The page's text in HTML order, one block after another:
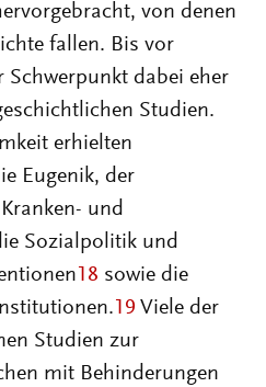
von denen
fallen. Bis vor
Schwerpunkt dabei eher
Studien.
erhielten
Eugenik, der
und
Sozialpolitik und
18 sowie die
19 Viele der
Studien zur
mit Behinderungen